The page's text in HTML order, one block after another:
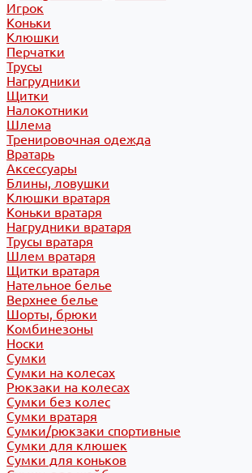
Игрок
Коньки
Клюшки
Перчатки
Трусы
Нагрудники
Щитки
Налокотники
Шлема
Тренировочная одежда
Вратарь
Аксессуары
Блины, ловушки
Клюшки вратаря
Коньки вратаря
Нагрудники вратаря
Трусы вратаря
Шлем вратаря
Щитки вратаря
Нательное белье
Верхнее белье
Шорты, брюки
Комбинезоны
Носки
Сумки
Сумки на колесах
Рюкзаки на колесах
Сумки без колес
Сумки вратаря
Сумки/рюкзаки спортивные
Сумки для клюшек
Сумки для коньков